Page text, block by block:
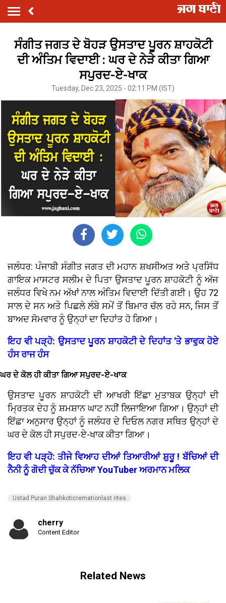
ਸੰਗੀਤ ਜਗਤ ਦੇ ਬੋਹੜ ਉਸਤਾਦ ਪੂਰਨ ਸ਼ਾਹਕੋਟੀ
ਦੀ ਅੰਤਿਮ ਵਿਦਾਈ : ਘਰ ਦੇ ਨੇੜੇ ਕੀਤਾ ਗਿਆ
ਸਪੁਰਦ-ਏ-ਖਾਕ
Tuesday, Dec 23, 2025 - 02:11 PM (IST)
ਜਲੰਧਰ: ਪੰਜਾਬੀ ਸੰਗੀਤ ਜਗਤ ਦੀ ਮਹਾਨ ਸ਼ਖਸੀਅਤ ਅਤੇ ਪ੍ਰਸਿੱਧ
ਗਾਇਕ ਮਾਸਟਰ ਸਲੀਮ ਦੇ ਪਿਤਾ ਉਸਤਾਦ ਪੂਰਨ ਸ਼ਾਹਕੋਟੀ ਨੂੰ ਅੱਜ
ਜਲੰਧਰ ਵਿਖੇ ਨਮ ਅੱਖਾਂ ਨਾਲ ਅੰਤਿਮ ਵਿਦਾਈ ਦਿੱਤੀ ਗਈ। ਉਹ 72
ਸਾਲ ਦੇ ਸਨ ਅਤੇ ਪਿਛਲੇ ਲੰਬੇ ਸਮੇਂ ਤੋਂ ਬਿਮਾਰ ਚੱਲ ਰਹੇ ਸਨ, ਜਿਸ ਤੋਂ
ਬਾਅਦ ਸੋਮਵਾਰ ਨੂੰ ਉਨ੍ਹਾਂ ਦਾ ਦਿਹਾਂਤ ਹੋ ਗਿਆ।
ਇਹ ਵੀ ਪੜ੍ਹੋ: ਉਸਤਾਦ ਪੂਰਨ ਸ਼ਾਹਕੋਟੀ ਦੇ ਦਿਹਾਂਤ 'ਤੇ ਭਾਵੁਕ ਹੋਏ
ਹੰਸ ਰਾਜ ਹੰਸ
ਘਰ ਦੇ ਕੋਲ ਹੀ ਕੀਤਾ ਗਿਆ ਸਪੁਰਦ-ਏ-ਖਾਕ
ਉਸਤਾਦ ਪੂਰਨ ਸ਼ਾਹਕੋਟੀ ਦੀ ਆਖਰੀ ਇੱਛਾ ਮੁਤਾਬਕ ਉਨ੍ਹਾਂ ਦੀ
ਮ੍ਰਿਤਕ ਦੇਹ ਨੂੰ ਸ਼ਮਸ਼ਾਨ ਘਾਟ ਨਹੀਂ ਲਿਜਾਇਆ ਗਿਆ। ਉਨ੍ਹਾਂ ਦੀ
ਇੱਛਾ ਅਨੁਸਾਰ ਉਨ੍ਹਾਂ ਨੂੰ ਜਲੰਧਰ ਦੇ ਦਿਓਲ ਨਗਰ ਸਥਿਤ ਉਨ੍ਹਾਂ ਦੇ
ਘਰ ਦੇ ਕੋਲ ਹੀ ਸਪੁਰਦ-ਏ-ਖਾਕ ਕੀਤਾ ਗਿਆ।
ਇਹ ਵੀ ਪੜ੍ਹੋ: ਤੀਜੇ ਵਿਆਹ ਦੀਆਂ ਤਿਆਰੀਆਂ ਸ਼ੁਰੂ ! ਬੱਚਿਆਂ ਦੀ
ਨੈਨੀ ਨੂੰ ਗੋਦੀ ਚੁੱਕ ਕੇ ਨੱਚਿਆ YouTuber ਅਰਮਾਨ ਮਲਿਕ
Ustad Puran Shahkoticremationlast rites
cherry
Content Editor
Related News